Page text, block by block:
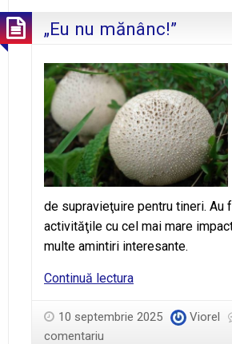
„Eu nu mănânc!”
de supravieţuire pentru tineri. Au
activităţile cu cel mai mare
multe amintiri interesante.
Continuă lectura„Eu
mănânc!”
10 septembrie 2025 Viorel
comentariu